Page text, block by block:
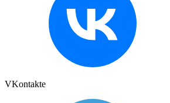
VKontakte